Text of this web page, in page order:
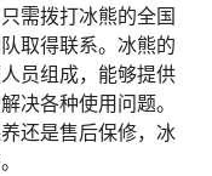
需拨打冰熊的全国
取得联系。冰熊的
员组成，能够提供
决各种使用问题。
还是售后保修，冰